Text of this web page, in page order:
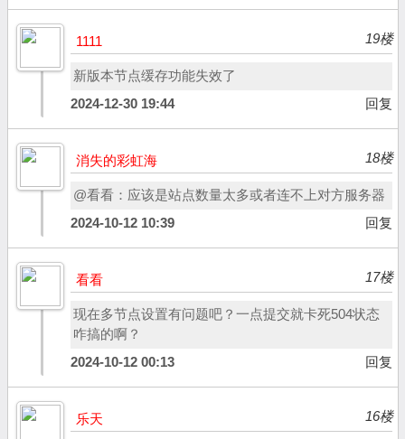
1111 19楼
新版本节点缓存功能失效了
2024-12-30 19:44
回复
消失的彩虹海 18楼
@看看：应该是站点数量太多或者连不上对方服务器
2024-10-12 10:39
回复
看看 17楼
现在多节点设置有问题吧？一点提交就卡死504状态
咋搞的啊？
2024-10-12 00:13
回复
乐天 16楼